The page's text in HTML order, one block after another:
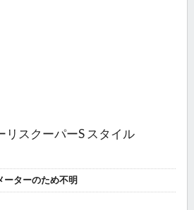
リスクーパーS スタイル
ーターのため不明